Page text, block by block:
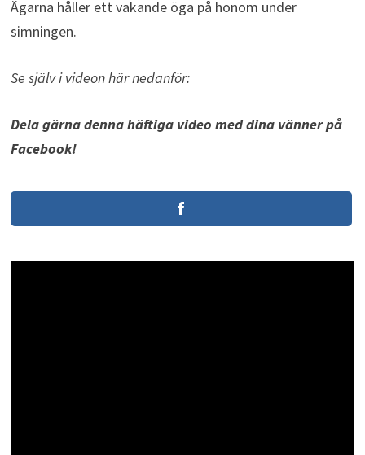
Ägarna håller ett vakande öga på honom under
simningen.
Se själv i videon här nedanför:
Dela gärna denna häftiga video med dina vänner på
Facebook!